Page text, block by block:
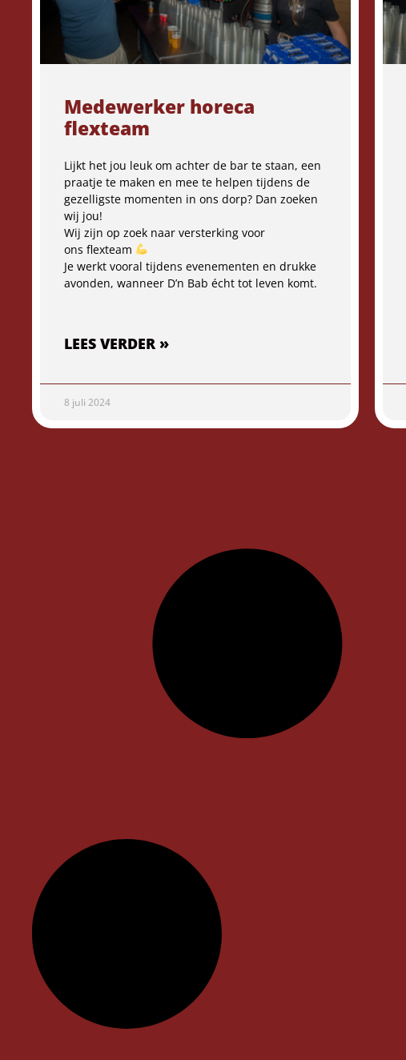
Medewerker horeca
flexteam
Lijkt het jou leuk om achter de bar te staan, een
praatje te maken en mee te helpen tijdens de
gezelligste momenten in ons dorp? Dan zoeken
wij jou!
Wij zijn op zoek naar versterking voor
ons flexteam
Je werkt vooral tijdens evenementen en drukke
avonden, wanneer D’n Bab écht tot leven komt.
LEES VERDER »
8 juli 2024